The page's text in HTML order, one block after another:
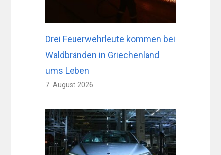
Drei Feuerwehrleute kommen bei
Waldbränden in Griechenland
ums Leben
7. August 2026